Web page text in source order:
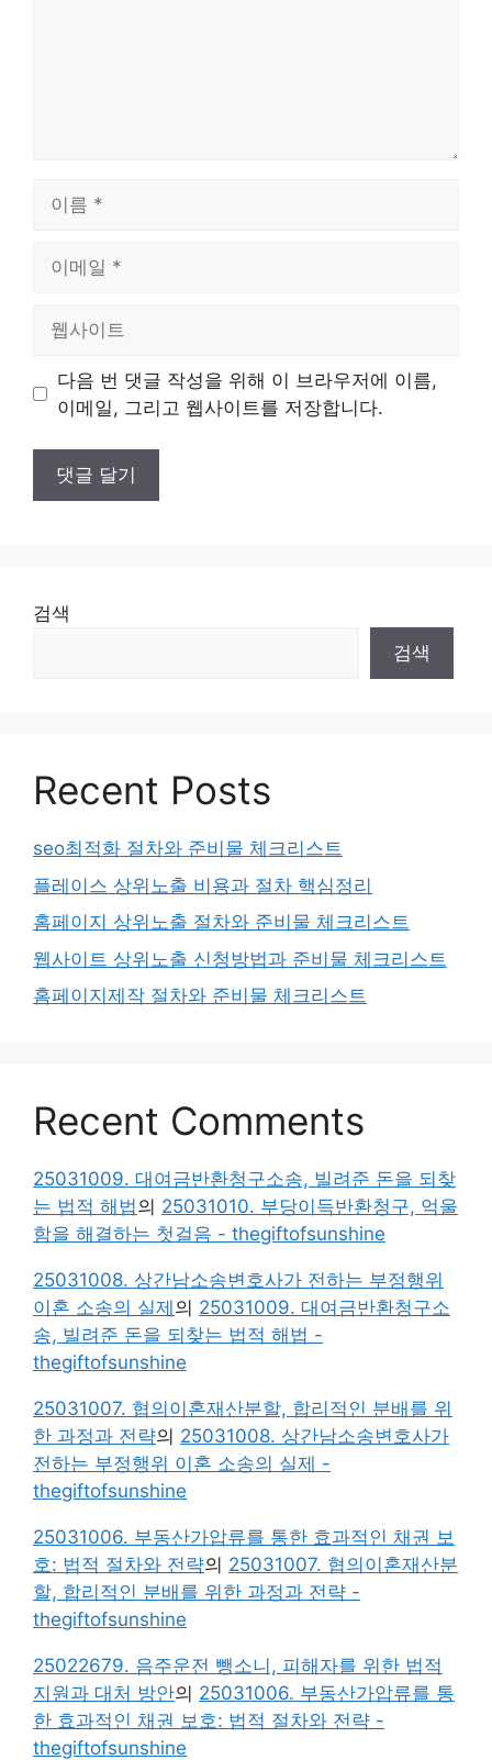
트
다음 번 댓글 작성을 위해 이 브라우저에 이름,
이메일, 그리고 웹사이트를 저장합니다.
검색
검색
Recent Posts
seo최적화 절차와 준비물 체크리스트
플레이스 상위노출 비용과 절차 핵심정리
홈페이지 상위노출 절차와 준비물 체크리스트
웹사이트 상위노출 신청방법과 준비물 체크리스트
홈페이지제작 절차와 준비물 체크리스트
Recent Comments
25031009. 대여금반환청구소송, 빌려준 돈을 되찾
는 법적 해법의 25031010. 부당이득반환청구, 억울
함을 해결하는 첫걸음 - thegiftofsunshine
25031008. 상간남소송변호사가 전하는 부정행위
이혼 소송의 실제 의 25031009. 대여금반환청구소
송, 빌려준 돈을 되찾는 법적 해법 -
thegiftofsunshine
25031007. 협의이혼재산분할, 합리적인 분배를 위
한 과정과 전략의 25031008. 상간남소송변호사가
전하는 부정행위 이혼 소송의 실제 -
thegiftofsunshine
25031006. 부동산가압류를 통한 효과적인 채권 보
호: 법적 절차와 전략의 25031007. 협의이혼재산분
할, 합리적인 분배를 위한 과정과 전략 -
thegiftofsunshine
25022679. 음주운전 뺑소니, 피해자를 위한 법적
지원과 대처 방안의 25031006. 부동산가압류를 통
한 효과적인 채권 보호: 법적 절차와 전략 -
thegiftofsunshine